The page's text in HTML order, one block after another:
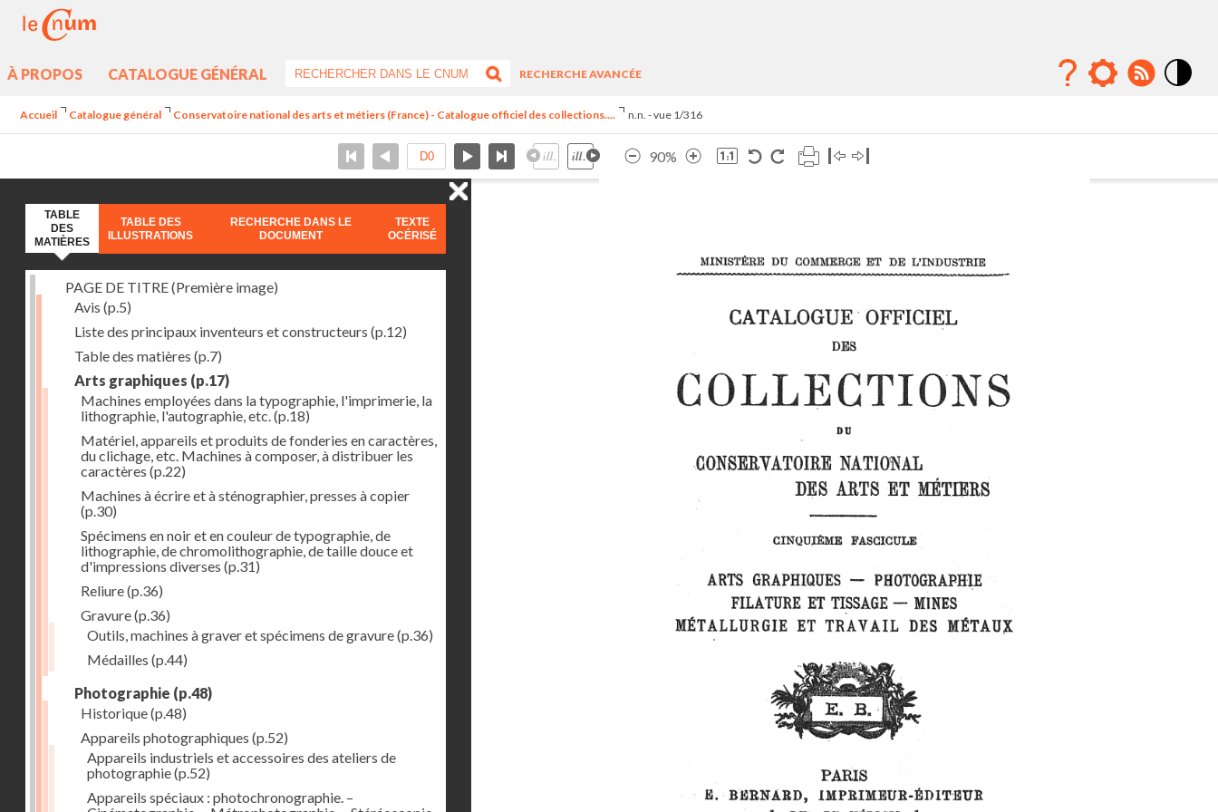
À PROPOS CATALOGUE GÉNÉRAL
RECHERCHE AVANCÉE
Accueil Catalogue général Conservatoire national des arts et métiers (France) - Catalogue officiel des collections.... n.n. - vue 1/316
90%
TABLE
DES
MATIÈRES
TABLE DES
ILLUSTRATIONS
RECHERCHE DANS LE
DOCUMENT
TEXTE
OCÉRISÉ
PAGE DE TITRE (Première image)
Avis (p.5)
Liste des principaux inventeurs et constructeurs (p.12)
Table des matières (p.7)
Arts graphiques (p.17)
Machines employées dans la typographie, l'imprimerie, la
lithographie, l'autographie, etc.(p.18)
Matériel, appareils et produits de fonderies en caractères,
du clichage, etc. Machines à composer, à distribuer les
caractères (p.22)
Machines à écrire et à sténographier, presses à copier
(p.30)
Spécimens en noir et en couleur de typographie, de
lithographie, de chromolithographie, de taille douce et
d'impressions diverses (p.31)
Reliure(p.36)
Gravure(p.36)
Outils, machines à graver et spécimens de gravure(p.36)
Médailles (p.44)
Photographie (p.48)
Historique(p.48)
Appareils photographiques (p.52)
Appareils industriels et accessoires des ateliers de
photographie(p.52)
Appareils spéciaux : photochronographie. –